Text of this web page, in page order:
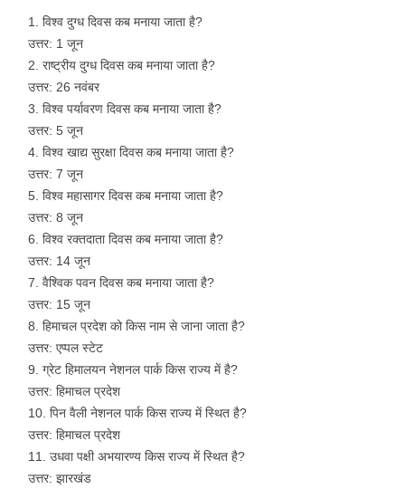
विश्व दुग्ध दिवस कब मनाया जाता है?
उत्तर: 1 जून
राष्ट्रीय दुग्ध दिवस कब मनाया जाता है?
उत्तर: 26 नवंबर
विश्व पर्यावरण दिवस कब मनाया जाता है?
उत्तर: 5 जून
विश्व खाद्य सुरक्षा दिवस कब मनाया जाता है?
उत्तर: 7 जून
विश्व महासागर दिवस कब मनाया जाता है?
उत्तर: 8 जून
विश्व रक्तदाता दिवस कब मनाया जाता है?
उत्तर: 14 जून
वैश्विक पवन दिवस कब मनाया जाता है?
उत्तर: 15 जून
हिमाचल प्रदेश को किस नाम से जाना जाता है?
उत्तर: एप्पल स्टेट
ग्रेट हिमालयन नेशनल पार्क किस राज्य में है?
उत्तर: हिमाचल प्रदेश
पिन वैली नेशनल पार्क किस राज्य में स्थित है?
उत्तर: हिमाचल प्रदेश
उधवा पक्षी अभयारण्य किस राज्य में स्थित है?
उत्तर: झारखंड